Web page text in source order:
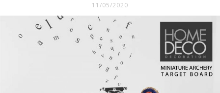
11/05/2020